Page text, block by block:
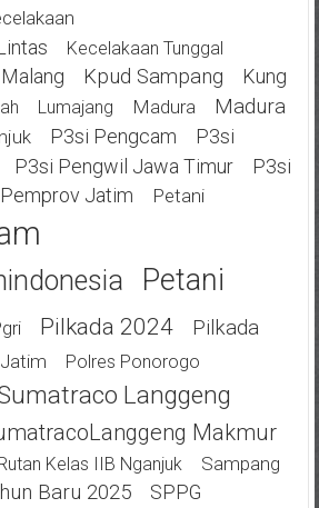
Kecelakaan Tunggal
Kpud Sampang
Kung
Lumajang Madura
Madura
P3si Pengcam
P3si
P3si Pengwil Jawa Timur
P3si
Pemprov Jatim Petani
Petani
Pilkada 2024
Pilkada
Polres Ponorogo
Langgeng
Makmur
Kelas IIB Nganjuk
Sampang
Baru 2025
SPPG